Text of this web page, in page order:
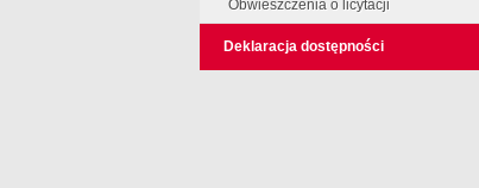
Obwieszczenia o licytacji
Deklaracja dostępności